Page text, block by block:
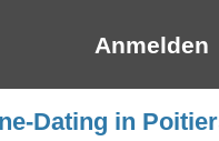
Anmelden
Dating in